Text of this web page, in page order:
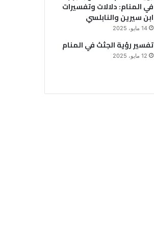
في المنام: دلالات وتفسيرات
ابن سيرين والنابلسي
14 مايو، 2025
تفسير رؤية الجثث في المنام
12 مايو، 2025